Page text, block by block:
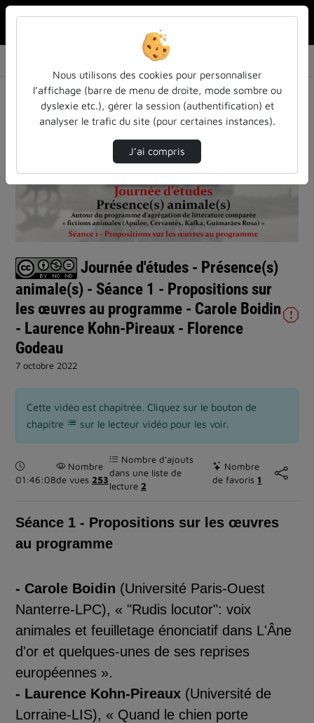
Journée d'études - Présence(s) animale(s) - …
Lire
la
vidéo
Journée d'études - Présence(s)
animale(s) - Séance 1 - Propositions sur
les œuvres au programme - Carole Boidin
- Laurence Kohn-Pireaux - Florence
Godeau
7 octobre 2022
Cette vidéo est chapitrée. Cliquez sur le bouton de
chapitre
sur le lecteur vidéo pour les voir.
Durée :
01:46:08
Nombre
de vues 253
Nombre d’ajouts
dans une liste de
lecture 2
Nombre
de favoris1
Séance 1 - Propositions sur les œuvres
au programme
- Carole Boidin (Université Paris-Ouest
Nanterre-LPC), « "Rudis locutor": voix
animales et feuilletage énonciatif dans L'Âne
d'or et quelques-unes de ses reprises
européennes ».
- Laurence Kohn-Pireaux (Université de
Lorraine-LIS), « Quand le chien porte
Nous utilisons des cookies pour personnaliser
l’affichage (barre de menu de droite, mode sombre ou
dyslexie etc.), gérer la session (authentification) et
analyser le trafic du site (pour certaines instances).
J’ai compris